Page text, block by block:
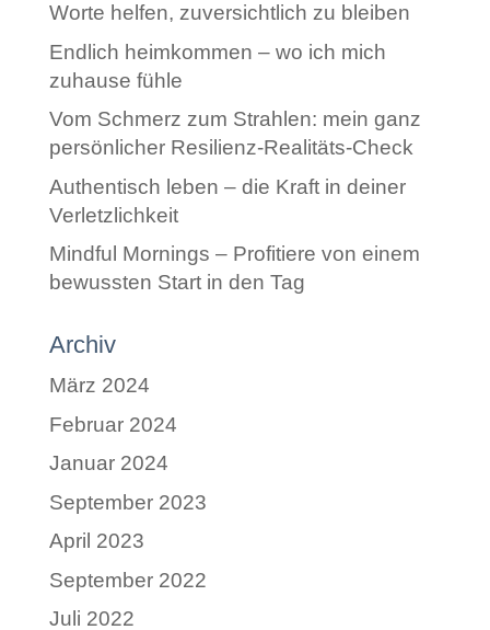
Worte helfen, zuversichtlich zu bleiben
Endlich heimkommen – wo ich mich
zuhause fühle
Vom Schmerz zum Strahlen: mein ganz
persönlicher Resilienz-Realitäts-Check
Authentisch leben – die Kraft in deiner
Verletzlichkeit
Mindful Mornings – Profitiere von einem
bewussten Start in den Tag
Archiv
März 2024
Februar 2024
Januar 2024
September 2023
April 2023
September 2022
Juli 2022